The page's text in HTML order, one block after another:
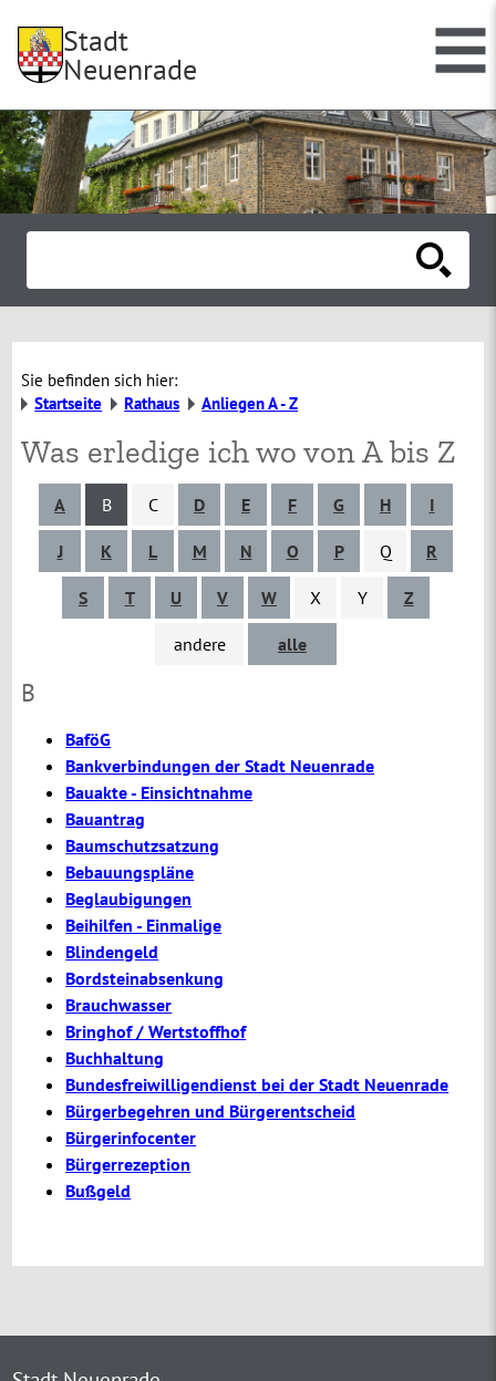
Stadt
Neuenrade
Sie befinden sich hier:
Startseite
Rathaus Anliegen A - Z
Was erledige ich wo von A bis Z
alle
A B C D E F G H I
J K L M N O P Q R
S T U V W X Y Z
andere
B
BaföG
Bankverbindungen der Stadt Neuenrade
Bauakte - Einsichtnahme
Bauantrag
Baumschutzsatzung
Bebauungspläne
Beglaubigungen
Beihilfen - Einmalige
Blindengeld
Bordsteinabsenkung
Brauchwasser
Bringhof / Wertstoffhof
Buchhaltung
Bundesfreiwilligendienst bei der Stadt Neuenrade
Bürgerbegehren und Bürgerentscheid
Bürgerinfocenter
Bürgerrezeption
Bußgeld